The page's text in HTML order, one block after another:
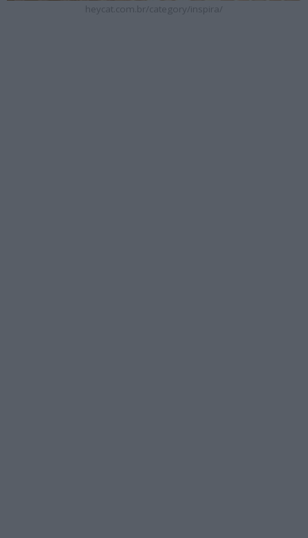
heycat.com.br/category/inspira/